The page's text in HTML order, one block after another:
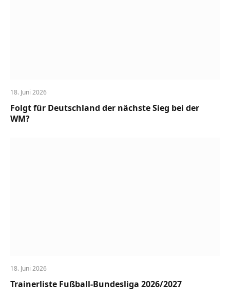
18. Juni 2026
Folgt für Deutschland der nächste Sieg bei der
WM?
18. Juni 2026
Trainerliste Fußball-Bundesliga 2026/2027